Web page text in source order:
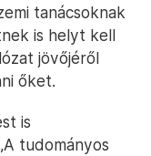
tanácsoknak
is helyt kell
jövőjéről
őket.
is
tudományos